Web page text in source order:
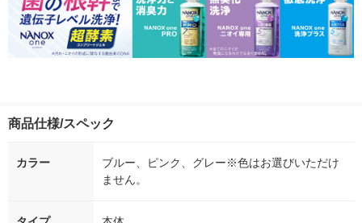
商品仕様/スペック
カラー
ブルー、ピンク、グレー※色はお選びいただけ
ません。